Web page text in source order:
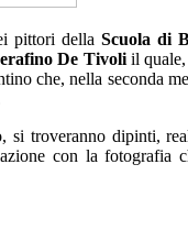
pittori dellaScuola di
De Tivoliil quale,
che, nella seconda
troveranno dipinti,
con la fotografia